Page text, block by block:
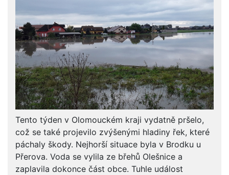
Tento týden v Olomouckém kraji vydatně pršelo,
což se také projevilo zvýšenými hladiny řek, které
páchaly škody. Nejhorší situace byla v Brodku u
Přerova. Voda se vylila ze břehů Olešnice a
zaplavila dokonce část obce. Tuhle událost